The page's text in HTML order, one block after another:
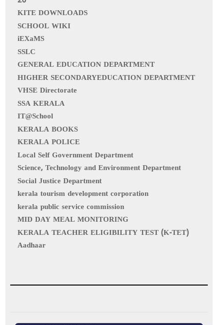
KITE DOWNLOADS
SCHOOL WIKI
iEXaMS
SSLC
GENERAL EDUCATION DEPARTMENT
HIGHER SECONDARYEDUCATION DEPARTMENT
VHSE Directorate
SSA KERALA
IT@School
KERALA BOOKS
KERALA POLICE
Local Self Government Department
Science, Technology and Environment Department
Social Justice Department
kerala tourism development corporation
kerala public service commission
MID DAY MEAL MONITORING
KERALA TEACHER ELIGIBILITY TEST (K-TET)
Aadhaar